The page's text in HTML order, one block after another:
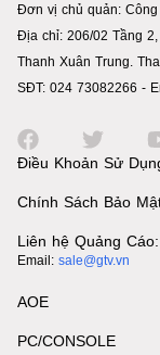
Đơn vị chủ quản: Công
Địa chỉ: 206/02 Tầng
Thanh Xuân Trung.
SĐT: 024 73082266 -
Điều Khoản Sử
Chính Sách Bảo
Liên hệ Quảng Cáo:
Email: sale@gtv.vn
AOE
PC/CONSOLE